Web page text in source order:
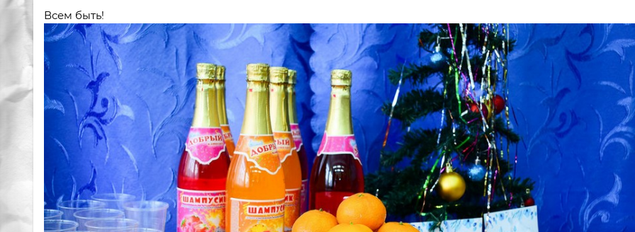
Всем быть!